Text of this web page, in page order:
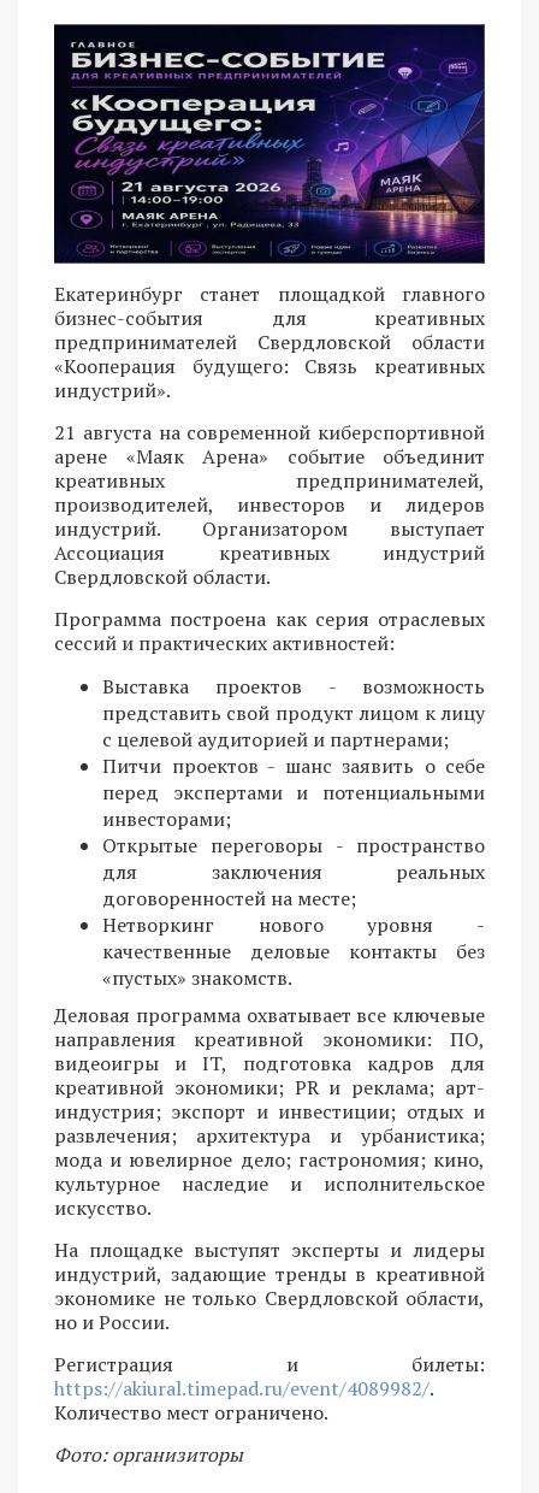
Екатеринбург станет площадкой главного
бизнес-события для креативных
предпринимателей Свердловской области
«Кооперация будущего: Связь креативных
индустрий».
21 августа на современной киберспортивной
арене «Маяк Арена» событие объединит
креативных предпринимателей,
производителей, инвесторов и лидеров
индустрий. Организатором выступает
Ассоциация креативных индустрий
Свердловской области.
Программа построена как серия отраслевых
сессий и практических активностей:
Выставка проектов - возможность
представить свой продукт лицом к лицу
с целевой аудиторией и партнерами;
Питчи проектов - шанс заявить о себе
перед экспертами и потенциальными
инвесторами;
Открытые переговоры - пространство
для заключения реальных
договоренностей на месте;
Нетворкинг нового уровня -
качественные деловые контакты без
«пустых» знакомств.
Деловая программа охватывает все ключевые
направления креативной экономики: ПО,
видеоигры и IT, подготовка кадров для
креативной экономики; PR и реклама; арт-
индустрия; экспорт и инвестиции; отдых и
развлечения; архитектура и урбанистика;
мода и ювелирное дело; гастрономия; кино,
культурное наследие и исполнительское
искусство.
На площадке выступят эксперты и лидеры
индустрий, задающие тренды в креативной
экономике не только Свердловской области,
но и России.
Регистрация и билеты:
https://akiural.timepad.ru/event/4089982/.
Количество мест ограничено.
Фото: организиторы